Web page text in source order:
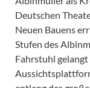
Deutschen
Neuen Bauens
Stufen des
Fahrstuhl